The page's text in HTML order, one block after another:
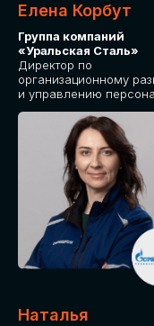
Елена Корбут
Группа компаний
«Уральская Сталь»
Директор по
организационному
и управлению
Наталья
Приглашаем стать
TECH FORUM и
опытом и
сотрудничеству!
СТАТЬ
СПИКЕРОМ
IT Solutions for Business